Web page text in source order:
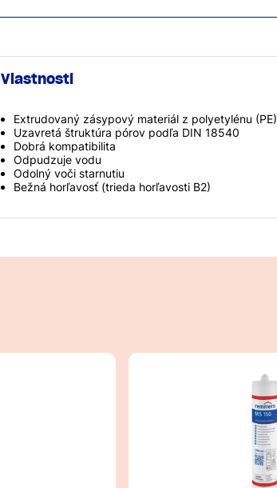
Vlastnosti
Extrudovaný zásypový materiál z polyetylénu (PE)
Uzavretá štruktúra pórov podľa DIN 18540
Dobrá kompatibilita
Odpudzuje vodu
Odolný voči starnutiu
Bežná horľavosť (trieda horľavosti B2)